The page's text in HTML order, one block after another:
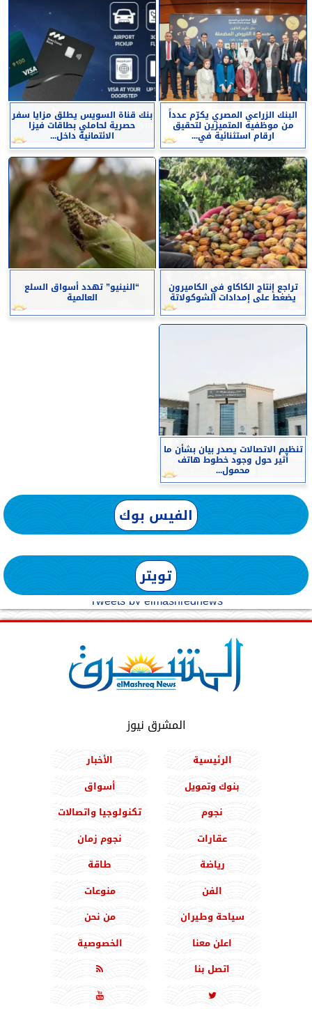
البنك الزراعي المصري يكرّم عدداً
من موظفيه المتميزين لتحقيق
ارقام استثنائية في...
بنك قناة السويس يطلق مزايا سفر
حصرية لحاملي بطاقات فيزا
الائتمانية داخل...
تراجع إنتاج الكاكاو في الكاميرون
يضغط على إمدادات الشوكولاتة
“النينيو” تهدد أسواق السلع
العالمية
تنظيم الاتصالات يصدر بيان بشأن ما
أثير حول وجود خطوط هاتف
محمول...
الفيس بوك
تويتر
Tweets by elmashreqnews
المشرق نيوز
الرئيسية
الأخبار
بنوك وتمويل
أسواق
نجوم
تكنولوجيا واتصالات
عقارات
نجوم زمان
رياضة
طاقة
الفن
منوعات
سياحة وطيران
من نحن
اعلن معنا
الخصوصية
اتصل بنا


